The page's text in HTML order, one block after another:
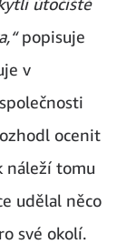
popisuje
v
ocenit
náleží tomu
udělal něco
své okolí.